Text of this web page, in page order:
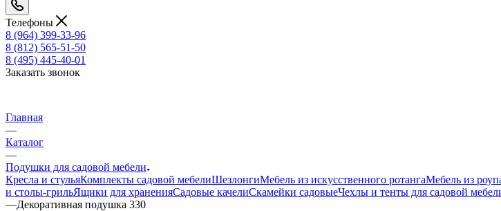
Телефоны
8 (964) 399-33-96
8 (812) 565-51-50
8 (495) 445-40-01
Заказать звонок
Главная
—
Каталог
—
Подушки для садовой мебели
Кресла и стульяКомплекты садовой мебелиШезлонгиМебель из искусственного ротангаМебель из
и столы-грильЯщики для храненияСадовые качелиСкамейки садовыеЧехлы и тенты для садовой
—Декоративная подушка 330